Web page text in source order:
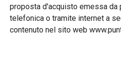
proposta d'acquisto emessa da
telefonica o tramite internet a
contenuto nel sito web